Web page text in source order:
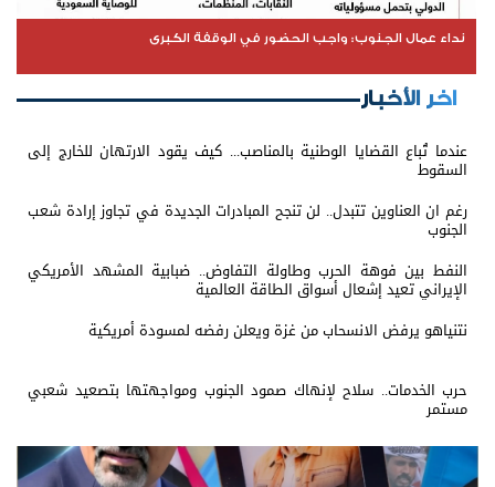
نداء عمال الجنوب: واجب الحضور في الوقفة الكبرى
اخر الأخبار
عندما تُباع القضايا الوطنية بالمناصب... كيف يقود الارتهان للخارج إلى
السقوط
رغم ان العناوين تتبدل.. لن تنجح المبادرات الجديدة في تجاوز إرادة شعب
الجنوب
النفط بين فوهة الحرب وطاولة التفاوض.. ضبابية المشهد الأمريكي
الإيراني تعيد إشعال أسواق الطاقة العالمية
نتنياهو يرفض الانسحاب من غزة ويعلن رفضه لمسودة أمريكية
حرب الخدمات.. سلاح لإنهاك صمود الجنوب ومواجهتها بتصعيد شعبي
مستمر